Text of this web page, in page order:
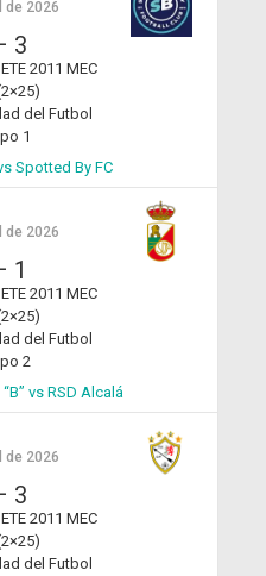
de 2026
3
2011 MEC
del Futbol
1
Spotted By FC
de 2026
1
2011 MEC
del Futbol
2
vs RSD Alcalá
de 2026
3
2011 MEC
del Futbol